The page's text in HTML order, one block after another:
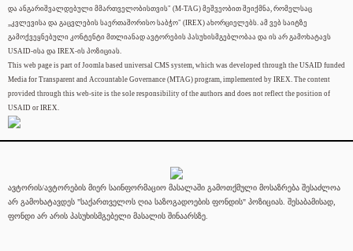
და ანგარიშვალდებული მმართველობისთვის" (M-TAG) მეშვეობით შეიქმნა, რომელსაც
„კვლევისა და გაცვლების საერთაშორისო საბჭო" (IREX) ახორციელებს. ამ ვებ საიტზე
გამოქვეყნებული კონტენტი მთლიანად ავტორების პასუხისმგებლობაა და ის არ გამოხატავს
USAID-ისა და IREX-ის პოზიციას.
This web page is part of Joomla based universal CMS system, which was developed through the USAID funded
Media for Transparent and Accountable Governance (MTAG) program, implemented by IREX. The content
provided through this web-site is the sole responsibility of the authors and does not reflect the position of
USAID or IREX.
ავტორის/ავტორების მიერ საინფორმაციო მასალაში გამოთქმული მოსაზრება შესაძლოა
არ გამოხატავდეს "საქართველოს ღია საზოგადოების ფონდის" პოზიციას. შესაბამისად,
ფონდი არ არის პასუხისმგებელი მასალის შინაარსზე.